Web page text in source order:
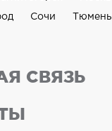
Сочи Тюмень
СВЯЗЬ